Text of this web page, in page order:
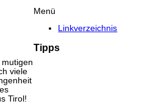
viele
Tirol!
Menü
Linkverzeichnis
Tipps